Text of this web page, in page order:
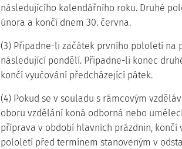
následujícího kalendářního roku. Druhé
února a končí dnem 30. června.
(3) Připadne-li začátek prvního pololetí na
následující pondělí. Připadne-li konec
končí vyučování předcházející pátek.
(4) Pokud se v souladu s rámcovým
oboru vzdělání koná odborná nebo
příprava v období hlavních prázdnin, končí
pololetí před termínem stanoveným v